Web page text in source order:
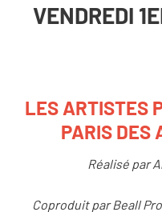
VENDREDI
LES ARTISTES
PARIS DES
Réalisé par
Coproduit par Beall